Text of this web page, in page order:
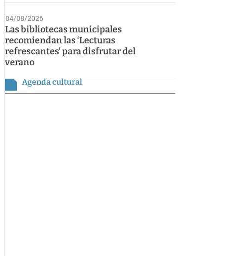
04/08/2026
Las bibliotecas municipales
recomiendan las ‘Lecturas
refrescantes’ para disfrutar del
verano
Agenda cultural